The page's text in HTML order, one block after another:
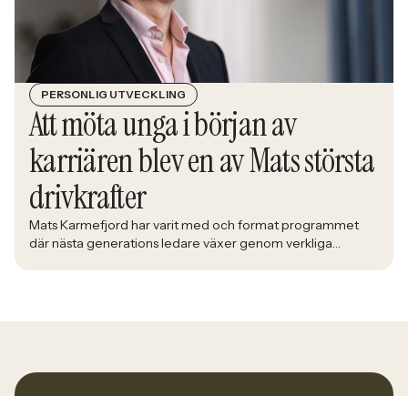
PERSONLIG UTVECKLING
Att möta unga i början av
karriären blev en av Mats största
drivkrafter
Mats Karmefjord har varit med och format programmet
där nästa generations ledare växer genom verkliga